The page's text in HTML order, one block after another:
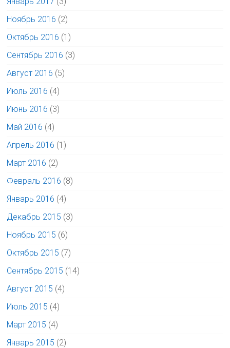
Ноябрь 2016 (2)
Октябрь 2016 (1)
Сентябрь 2016 (3)
Август 2016 (5)
Июль 2016 (4)
Июнь 2016 (3)
Май 2016 (4)
Апрель 2016 (1)
Март 2016 (2)
Февраль 2016 (8)
Январь 2016 (4)
Декабрь 2015 (3)
Ноябрь 2015 (6)
Октябрь 2015 (7)
Сентябрь 2015 (14)
Август 2015 (4)
Июль 2015 (4)
Март 2015 (4)
Январь 2015 (2)